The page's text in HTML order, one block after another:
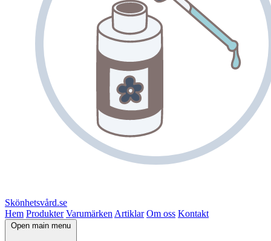
Skönhetsvård.se
Hem Produkter Varumärken Artiklar Om oss Kontakt
Open main menu